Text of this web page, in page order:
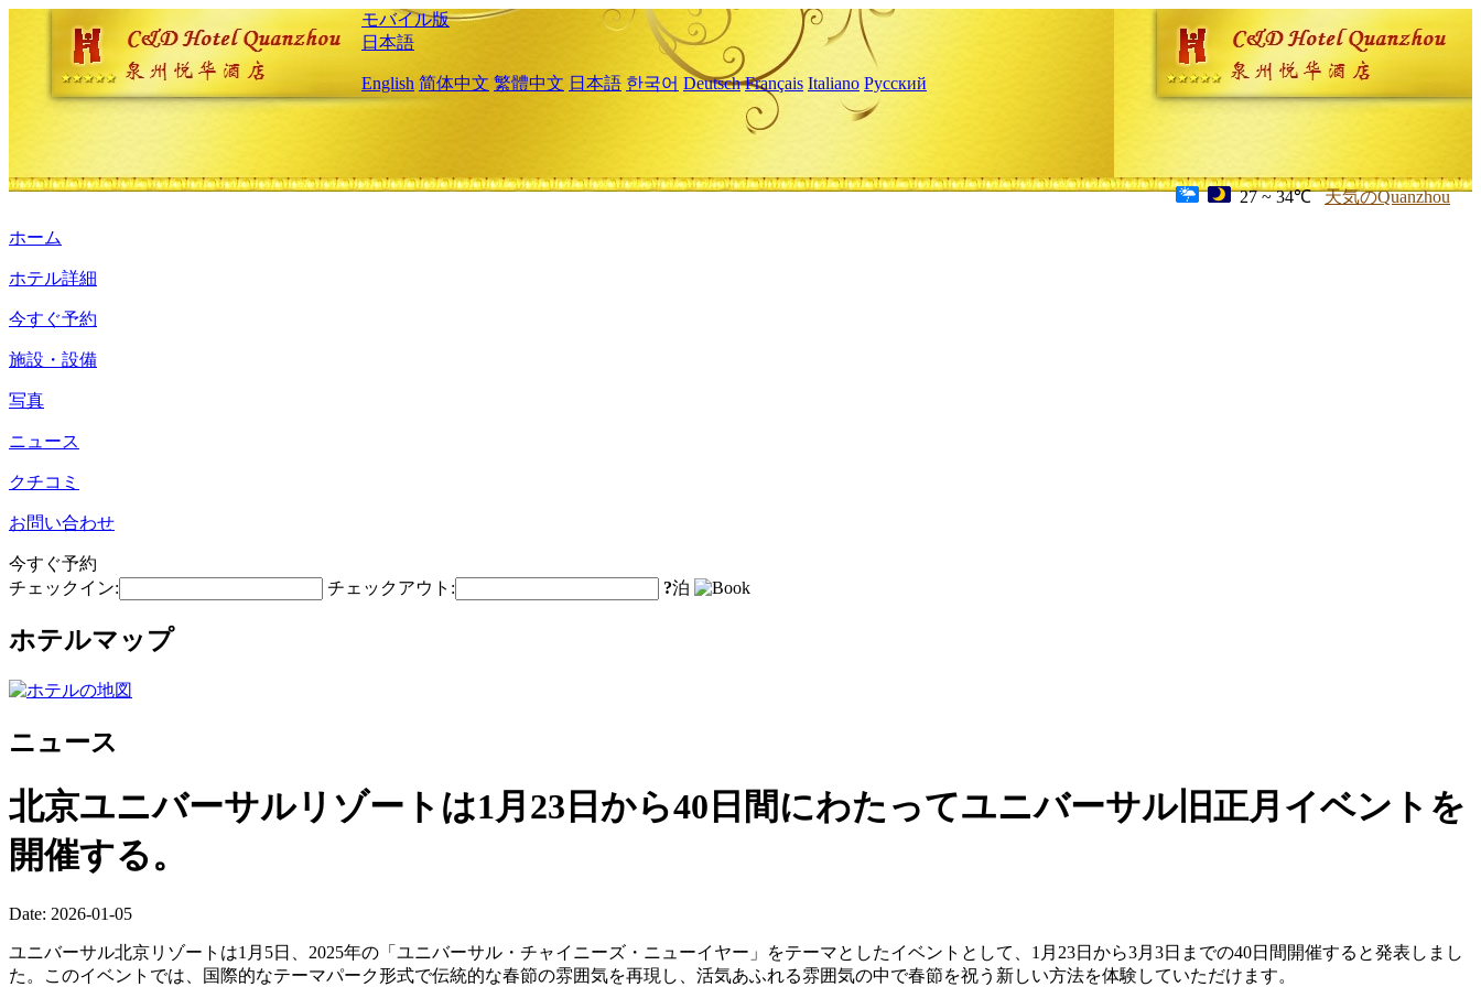
モバイル版
日本語
English 简体中文 繁體中文 日本語 한국어 Deutsch Français Italiano Русский
27 ~ 34℃ 天気のQuanzhou
ホーム
ホテル詳細
今すぐ予約
施設・設備
写真
ニュース
クチコミ
お問い合わせ
今すぐ予約
チェックイン:
チェックアウト: ?泊
ホテルマップ
ニュース
北京ユニバーサルリゾートは1月23日から40日間にわたってユニバーサル旧正月イベントを
開催する。
Date: 2026-01-05
ユニバーサル北京リゾートは1月5日、2025年の「ユニバーサル・チャイニーズ・ニューイヤー」をテーマとしたイベントとして、1月23日から3月3日までの40日間開催すると発表しまし
た。このイベントでは、国際的なテーマパーク形式で伝統的な春節の雰囲気を再現し、活気あふれる雰囲気の中で春節を祝う新しい方法を体験していただけます。